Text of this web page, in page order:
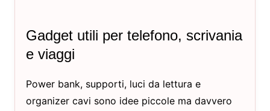
Gadget utili per telefono, scrivania
e viaggi
Power bank, supporti, luci da lettura e
organizer cavi sono idee piccole ma davvero